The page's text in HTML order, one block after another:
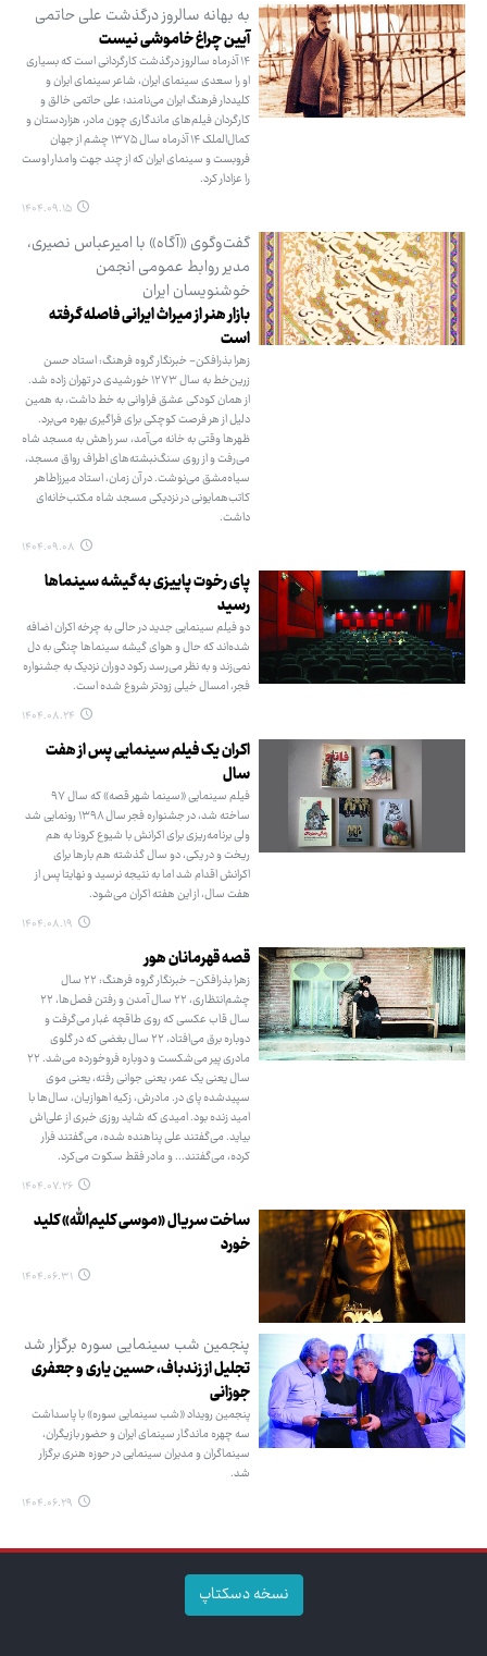
به بهانه سالروز درگذشت علی حاتمی
آیین چراغ خاموشی نیست
۱۴ آذرماه سالروز درگذشت کارگردانی است که بسیاری
او را سعدی سینمای ایران، شاعر سینمای ایران و
کلیددار فرهنگ ایران می‌نامند؛ علی حاتمی خالق و
کارگردان فیلم‌های ماندگاری چون مادر،‌ هزاردستان و
کمال‌الملک ۱۴ آذرماه سال ۱۳۷۵ چشم از جهان
فروبست و سینمای ایران که از چند جهت وامدار اوست
را عزادار کرد.
۱۴۰۴.۰۹.۱۵
گفت‌وگوی «آگاه» با امیرعباس نصیری،
مدیر روابط عمومی انجمن
خوشنویسان ایران
بازار هنر از میراث ایرانی فاصله گرفته
است
زهرا بذرافکن- خبرنگار گروه فرهنگ: استاد حسن
زرین‌خط به سال ۱۲۷۳ خورشیدی در تهران زاده شد.
از همان کودکی عشق فراوانی به خط داشت، به همین
دلیل از هر فرصت کوچکی برای فراگیری بهره می‌برد.
ظهرها وقتی به خانه می‌آمد، سر راهش به مسجد شاه
می‌رفت و از روی سنگ‌نبشته‌های اطراف رواق مسجد،
سیاه‌مشق می‌نوشت. در آن زمان، استاد میرزاطاهر
کاتب‌همایونی در نزدیکی مسجد شاه مکتب‌خانه‌ای
داشت.
۱۴۰۴.۰۹.۰۸
پای رخوت پاییزی به گیشه سینماها
رسید
دو فیلم سینمایی جدید در حالی به چرخه اکران اضافه
شده‌اند که حال و هوای گیشه سینماها چنگی به دل
نمی‌زند و به نظر می‌رسد رکود دوران نزدیک به جشنواره
فجر، امسال خیلی زودتر شروع شده است.
۱۴۰۴.۰۸.۲۴
اکران یک فیلم سینمایی پس از هفت
سال
فیلم سینمایی «سینما شهر قصه» که سال ۹۷
ساخته شد، در جشنواره فجر سال ۱۳۹۸ رونمایی شد
ولی برنامه‌ریزی برای اکرانش با شیوع کرونا به هم
ریخت و در یکی، دو سال گذشته هم بارها برای
اکرانش اقدام شد اما به نتیجه نرسید و نهایتا پس از
هفت سال، از این هفته اکران می‌شود.
۱۴۰۴.۰۸.۱۹
قصه قهرمانان هور
زهرا بذرافکن- خبرنگار گروه فرهنگ: ۲۲ سال
چشم‌انتظاری، ۲۲ سال آمدن و رفتن فصل‌ها، ۲۲
سال قاب عکسی که روی طاقچه غبار می‌گرفت و
دوباره برق می‌افتاد، ۲۲ سال بغضی که در گلوی
مادری پیر می‌شکست و دوباره فروخورده می‌شد. ۲۲
سال یعنی یک عمر، یعنی جوانی رفته، یعنی موی
سپیدشده پای در. مادرش، زکیه اهوازیان، سال‌ها با
امید زنده بود. امیدی که شاید روزی خبری از علی‌اش
بیاید. می‌گفتند علی پناهنده شده، می‌گفتند فرار
کرده، می‌گفتند... و مادر فقط سکوت می‌کرد.
۱۴۰۴.۰۷.۲۶
ساخت سریال «موسی کلیم‌الله» کلید
خورد
۱۴۰۴.۰۶.۳۱
پنجمین شب سینمایی سوره برگزار شد
تجلیل از زندباف، حسین یاری و جعفری
جوزانی
پنجمین رویداد «شب سینمایی سوره» با پاسداشت
سه چهره ماندگار سینمای ایران و حضور بازیگران،
سینماگران و مدیران سینمایی در حوزه هنری برگزار
شد.
۱۴۰۴.۰۶.۲۹
نسخه دسکتاپ